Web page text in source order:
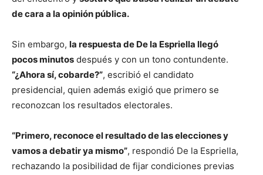
de cara a la opinión pública.
Sin embargo, la respuesta de De la Espriella llegó
pocos minutos después y con un tono contundente.
“¿Ahora sí, cobarde?”, escribió el candidato
presidencial, quien además exigió que primero se
reconozcan los resultados electorales.
“Primero, reconoce el resultado de las elecciones y
vamos a debatir ya mismo”, respondió De la Espriella,
rechazando la posibilidad de fijar condiciones previas